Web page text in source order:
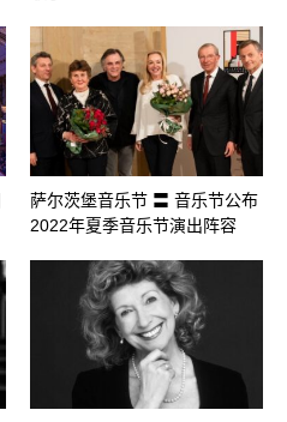
萨尔茨堡音乐节 〓 音乐节公布
2022年夏季音乐节演出阵容